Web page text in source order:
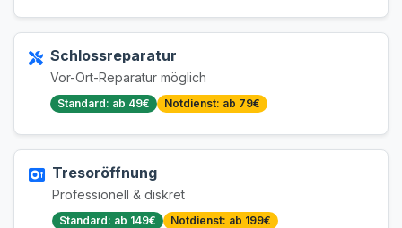
Schlossreparatur
Vor-Ort-Reparatur möglich
Standard: ab 49€ Notdienst: ab 79€
Tresoröffnung
Professionell & diskret
Standard: ab 149€ Notdienst: ab 199€